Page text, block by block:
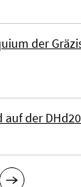
der
auf der